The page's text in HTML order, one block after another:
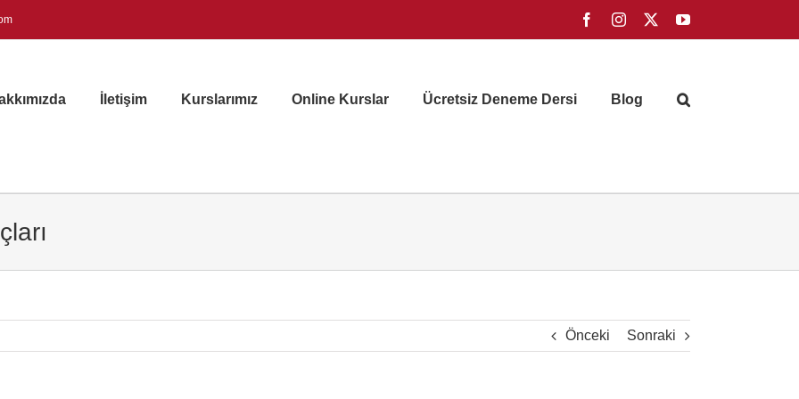
FacebookInstagram YouTube
İletişim Kurslarımız Online Kurslar Ücretsiz Deneme Dersi Blog
Önceki Sonraki